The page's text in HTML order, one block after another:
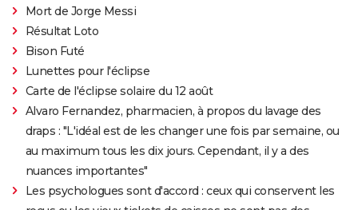
Mort de Jorge Messi
Résultat Loto
Bison Futé
Lunettes pour l'éclipse
Carte de l'éclipse solaire du 12 août
Alvaro Fernandez, pharmacien, à propos du lavage des
draps : "L'idéal est de les changer une fois par semaine, ou
au maximum tous les dix jours. Cependant, il y a des
nuances importantes"
Les psychologues sont d'accord : ceux qui conservent les